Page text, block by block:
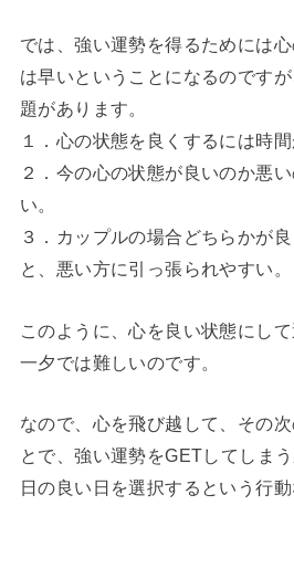
では、強い運勢を得るためには
は早いということになるのです
題があります。
１．心の状態を良くするには時間
２．今の心の状態が良いのか悪
い。
３．カップルの場合どちらかが
と、悪い方に引っ張られやすい。
このように、心を良い状態にし
一夕では難しいのです。
なので、心を飛び越して、その
とで、強い運勢をGETしてしま
日の良い日を選択するという行動